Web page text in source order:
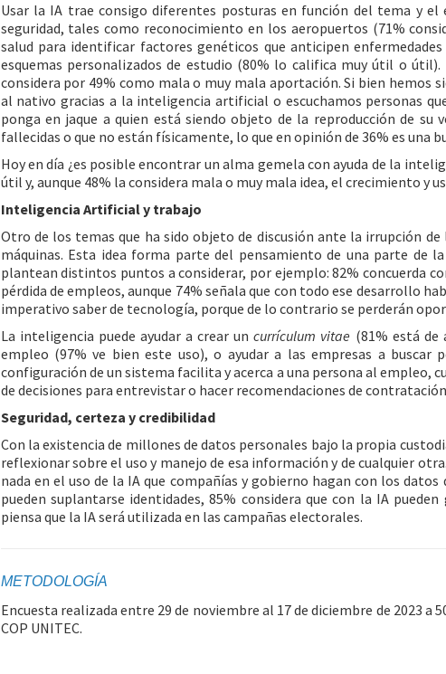
Usar la IA trae consigo diferentes posturas en función del tema y
seguridad, tales como reconocimiento en los aeropuertos (71%
salud para identificar factores genéticos que anticipen
esquemas personalizados de estudio (80% lo califica muy útil o
considera por 49% como mala o muy mala aportación. Si bien
al nativo gracias a la inteligencia artificial o escuchamos personas
ponga en jaque a quien está siendo objeto de la reproducción de su
fallecidas o que no están físicamente, lo que en opinión de 36% es una
Hoy en día ¿es posible encontrar un alma gemela con ayuda de la
útil y, aunque 48% la considera mala o muy mala idea, el crecimiento y
Inteligencia Artificial y trabajo
Otro de los temas que ha sido objeto de discusión ante la irrupción
máquinas. Esta idea forma parte del pensamiento de una parte de
plantean distintos puntos a considerar, por ejemplo: 82% concuerda
pérdida de empleos, aunque 74% señala que con todo ese desarrollo
imperativo saber de tecnología, porque de lo contrario se perderán
La inteligencia puede ayudar a crear uncurrículum vitae (81% está de
empleo (97% ve bien este uso), o ayudar a las empresas a
configuración de un sistema facilita y acerca a una persona al empleo,
de decisiones para entrevistar o hacer recomendaciones de
Seguridad, certeza y credibilidad
Con la existencia de millones de datos personales bajo la propia
reflexionar sobre el uso y manejo de esa información y de cualquier
nada en el uso de la IA que compañías y gobierno hagan con los
pueden suplantarse identidades, 85% considera que con la IA
piensa que la IA será utilizada en las campañas electorales.
METODOLOGÍA
Encuesta realizada entre 29 de noviembre al 17 de diciembre de 2023
COP UNITEC.